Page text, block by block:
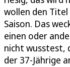
wollen den
Saison. Das
einen oder
nicht wusstest,
der 37-Jährige